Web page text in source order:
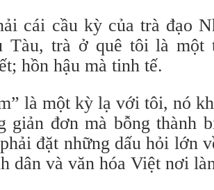
cái cầu kỳ của trà đạo
Tàu, trà ở quê tôi là một
hồn hậu mà tinh tế.
là một kỳ lạ với tôi, nó
giản đơn mà bỗng thành
đặt những dấu hỏi lớn
dân và văn hóa Việt nơi